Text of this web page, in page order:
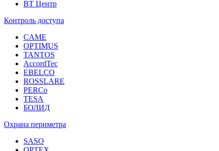
ВТ Центр
Контроль доступа
CAME
OPTIMUS
TANTOS
AccordTec
EBELCO
ROSSLARE
PERCo
TESA
БОЛИД
Охрана периметра
SASO